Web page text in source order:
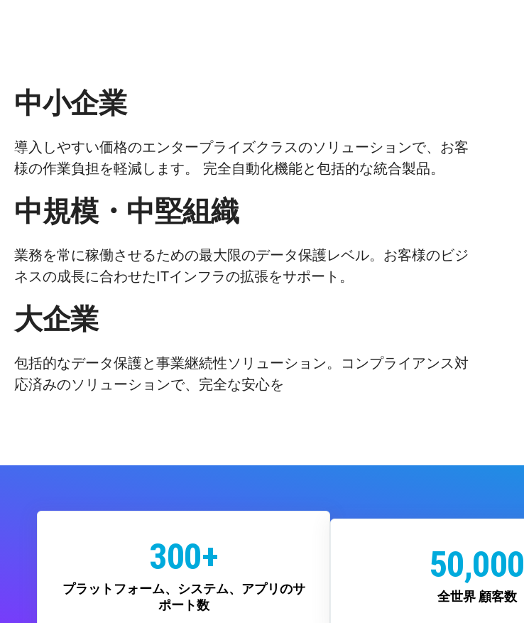
中小企業
導入しやすい価格のエンタープライズクラスのソリューションで、お客
様の作業負担を軽減します。 完全自動化機能と包括的な統合製品。
中規模・中堅組織
業務を常に稼働させるための最大限のデータ保護レベル。お客様のビジ
ネスの成長に合わせたITインフラの拡張をサポート。
大企業
包括的なデータ保護と事業継続性ソリューション。コンプライアンス対
応済みのソリューションで、完全な安心を
300+
プラットフォーム、システム、アプリのサ
ポート数
50,000
全世界 顧客数